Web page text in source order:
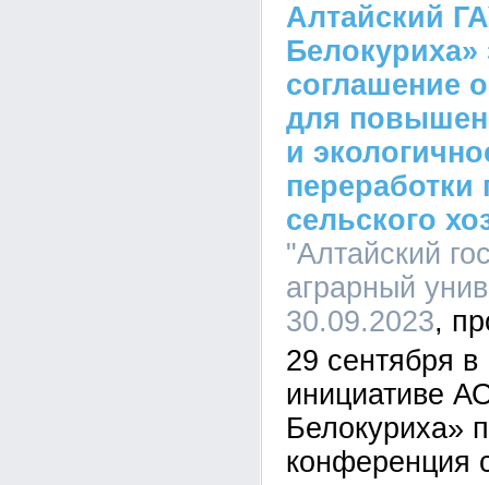
Алтайский
соглашение
для
и
переработки
сельского
"Алтайский
аграрный
30.09.2023
29 сентября
инициативе
Белокуриха»
конференция